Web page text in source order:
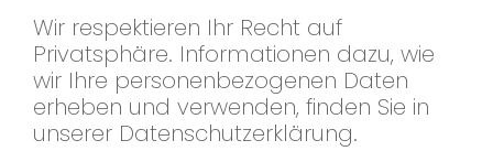
Wir respektieren Ihr Recht auf
Privatsphäre. Informationen dazu, wie
wir Ihre personenbezogenen Daten
erheben und verwenden, finden Sie in
unserer Datenschutzerklärung.